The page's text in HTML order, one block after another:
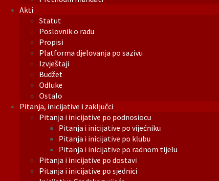
Akti
Statut
Poslovnik o radu
Propisi
Platforma djelovanja po sazivu
Izvještaji
Budžet
Odluke
Ostalo
Pitanja, inicijative i zaključci
Pitanja i inicijative po podnosiocu
Pitanja i inicijative po vijećniku
Pitanja i inicijative po klubu
Pitanja i inicijative po radnom tijelu
Pitanja i inicijative po dostavi
Pitanja i inicijative po sjednici